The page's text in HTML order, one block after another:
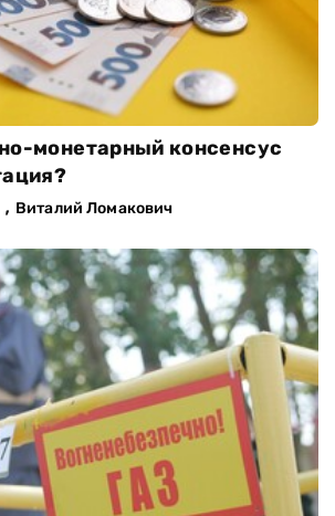
монетарный консенсус
, Виталий Ломакович